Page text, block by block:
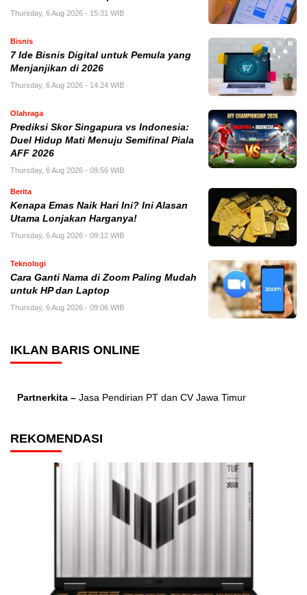
Thursday, 6 Aug 2026 - 15:31 WIB
Bisnis
7 Ide Bisnis Digital untuk Pemula yang
Menjanjikan di 2026
Thursday, 6 Aug 2026 - 14:24 WIB
Olahraga
Prediksi Skor Singapura vs Indonesia:
Duel Hidup Mati Menuju Semifinal Piala
AFF 2026
Thursday, 6 Aug 2026 - 09:56 WIB
Berita
Kenapa Emas Naik Hari Ini? Ini Alasan
Utama Lonjakan Harganya!
Thursday, 6 Aug 2026 - 09:12 WIB
Teknologi
Cara Ganti Nama di Zoom Paling Mudah
untuk HP dan Laptop
Thursday, 6 Aug 2026 - 09:06 WIB
IKLAN BARIS ONLINE
Partnerkita – Jasa Pendirian PT dan CV Jawa Timur
REKOMENDASI